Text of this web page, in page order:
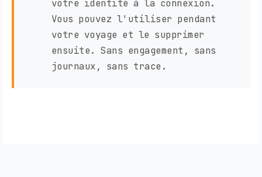
votre identité à la connexion.
Vous pouvez l'utiliser pendant
votre voyage et le supprimer
ensuite. Sans engagement, sans
journaux, sans trace.